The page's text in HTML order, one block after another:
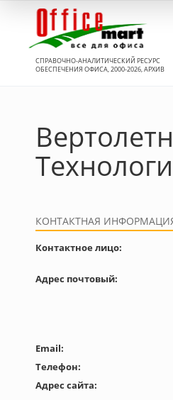
СПРАВОЧНО-АНАЛИТИЧЕСКИЙ РЕСУРС
ОБЕСПЕЧЕНИЯ ОФИСА, 2000-2026, АРХИВ
КОНТАКТНАЯ
Контактное лицо:
Адрес почтовый:
Email:
Телефон:
Адрес сайта: